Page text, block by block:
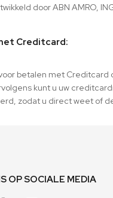
door ABN AMRO,
Creditcard:
betalen met Creditcard
kunt u uw
zodat u direct weet of
OP SOCIALE MEDIA